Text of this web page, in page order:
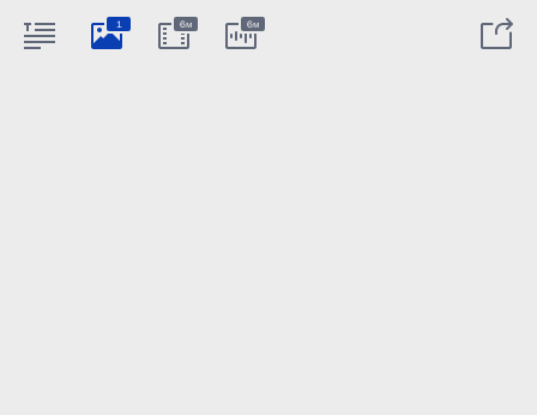
1 6м 6м